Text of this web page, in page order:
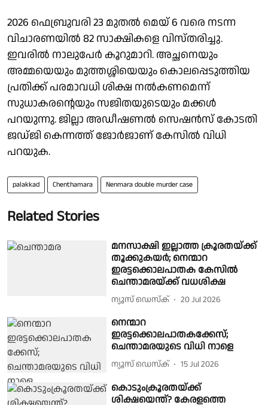
2026 ഫെബ്രുവരി 23 മുതല്‍ മെയ് 6 വരെ നടന്ന
വിചാരണയില്‍ 82 സാക്ഷികളെ വിസ്തരിച്ചു.
ഇവരില്‍ നാലുപേര്‍ കൂറുമാറി. അച്ഛനെയും
അമ്മയെയും മുത്തശ്ശിയെയും കൊലപ്പെടുത്തിയ
പ്രതിക്ക് പരമാവധി ശിക്ഷ നല്‍കണമെന്ന്
സുധാകരന്റെയും സജിതയുടെയും മക്കള്‍
പറയുന്നു. ജില്ലാ അഡീഷണല്‍ സെഷന്‍സ് കോടതി
ജഡ്ജി കെന്നത്ത് ജോര്‍ജാണ് കേസില്‍ വിധി
പറയുക.
palakkad Chenthamara Nenmara double murder case
Related Stories
മനസാക്ഷി ഇല്ലാത്ത ക്രൂരതയ്ക്ക്
തൂക്കുകയര്‍; നെന്മാറ
ഇരട്ടക്കൊലപാതക കേസില്‍
ചെന്താമരയ്ക്ക് വധശിക്ഷ
ന്യൂസ് ഡെസ്ക് 20 Jul 2026
നെന്മാറ
ഇരട്ടക്കൊലപാതകക്കേസ്;
ചെന്താമരയുടെ വിധി നാളെ
ന്യൂസ് ഡെസ്ക് 15 Jul 2026
കൊടുംക്രൂരതയ്ക്ക്
ശിക്ഷയെന്ത്? കേരളത്തെ